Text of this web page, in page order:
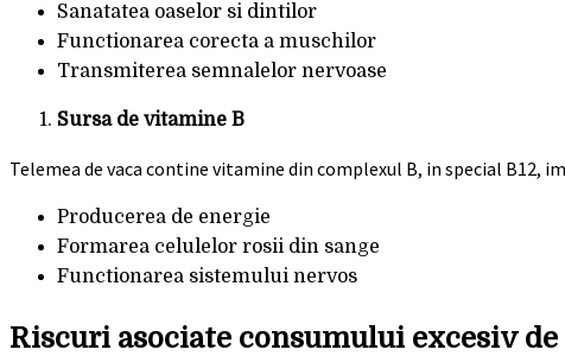
Sanatatea oaselor si dintilor
Functionarea corecta a muschilor
Transmiterea semnalelor nervoase
Sursa de vitamine B
Telemea de vaca contine vitamine din complexul B, in special B12,
Producerea de energie
Formarea celulelor rosii din sange
Functionarea sistemului nervos
Riscuri asociate consumului excesiv de